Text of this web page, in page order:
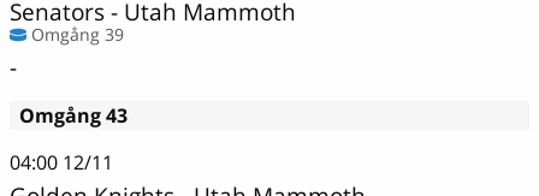
Senators - Utah Mammoth
Omgång 39
-
Omgång 43
04:00 12/11